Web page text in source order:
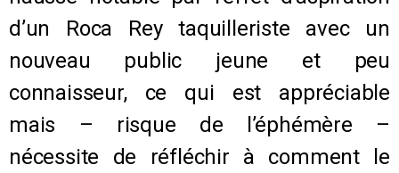
d’un Roca Rey taquilleriste avec un
nouveau public jeune et peu
connaisseur, ce qui est appréciable
mais – risque de l’éphémère –
nécessite de réfléchir à comment le